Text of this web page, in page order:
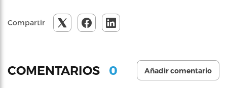
Compartir
COMENTARIOS 0 Añadir comentario